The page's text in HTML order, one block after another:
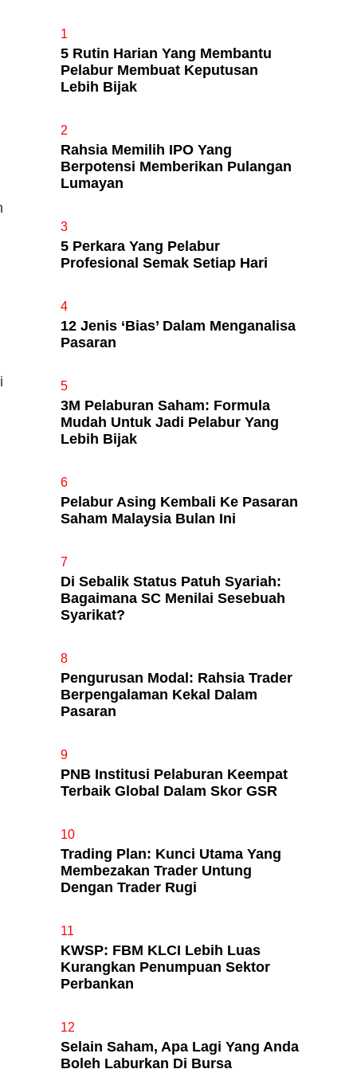
1
5 Rutin Harian Yang Membantu
Pelabur Membuat Keputusan
Lebih Bijak
2
Rahsia Memilih IPO Yang
Berpotensi Memberikan Pulangan
Lumayan
3
5 Perkara Yang Pelabur
Profesional Semak Setiap Hari
4
12 Jenis ‘Bias’ Dalam Menganalisa
Pasaran
5
3M Pelaburan Saham: Formula
Mudah Untuk Jadi Pelabur Yang
Lebih Bijak
6
Pelabur Asing Kembali Ke Pasaran
Saham Malaysia Bulan Ini
7
Di Sebalik Status Patuh Syariah:
Bagaimana SC Menilai Sesebuah
Syarikat?
8
Pengurusan Modal: Rahsia Trader
Berpengalaman Kekal Dalam
Pasaran
9
PNB Institusi Pelaburan Keempat
Terbaik Global Dalam Skor GSR
10
Trading Plan: Kunci Utama Yang
Membezakan Trader Untung
Dengan Trader Rugi
11
KWSP: FBM KLCI Lebih Luas
Kurangkan Penumpuan Sektor
Perbankan
12
Selain Saham, Apa Lagi Yang Anda
Boleh Laburkan Di Bursa
Apa Itu Fundamental Analysis
Yang Selalu Sifu Saham Sebut
Tu?